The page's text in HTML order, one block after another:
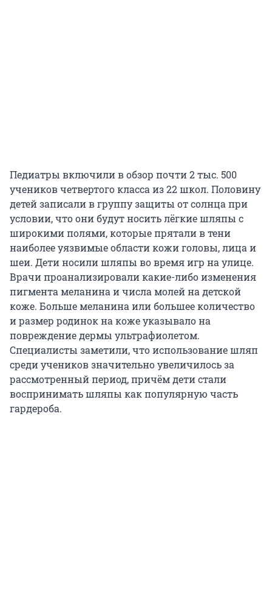
Педиатры включили в обзор почти 2 тыс. 500
учеников четвертого класса из 22 школ. Половину
детей записали в группу защиты от солнца при
условии, что они будут носить лёгкие шляпы с
широкими полями, которые прятали в тени
наиболее уязвимые области кожи головы, лица и
шеи. Дети носили шляпы во время игр на улице.
Врачи проанализировали какие-либо изменения
пигмента меланина и числа молей на детской
коже. Больше меланина или большее количество
и размер родинок на коже указывало на
повреждение дермы ультрафиолетом.
Специалисты заметили, что использование шляп
среди учеников значительно увеличилось за
рассмотренный период, причём дети стали
воспринимать шляпы как популярную часть
гардероба.